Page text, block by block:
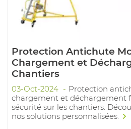
Protection Antichute
Chargement et
Chantiers
03-Oct-2024
Protection
chargement et déchargement
sécurité sur les chantiers.
nos solutions personnalisées.